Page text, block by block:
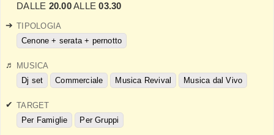
DALLE 20.00ALLE03.30
TIPOLOGIA
Cenone + serata + pernotto
MUSICA
Dj set
Commerciale Musica Revival Musica dal Vivo
TARGET
Per Famiglie
Per Gruppi